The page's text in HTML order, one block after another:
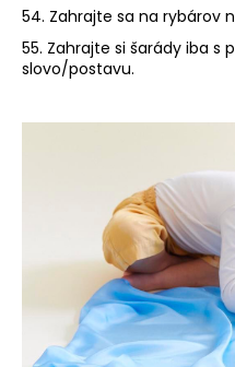
54. Zahrajte sa na rybárov
55. Zahrajte si šarády iba s
slovo/postavu.